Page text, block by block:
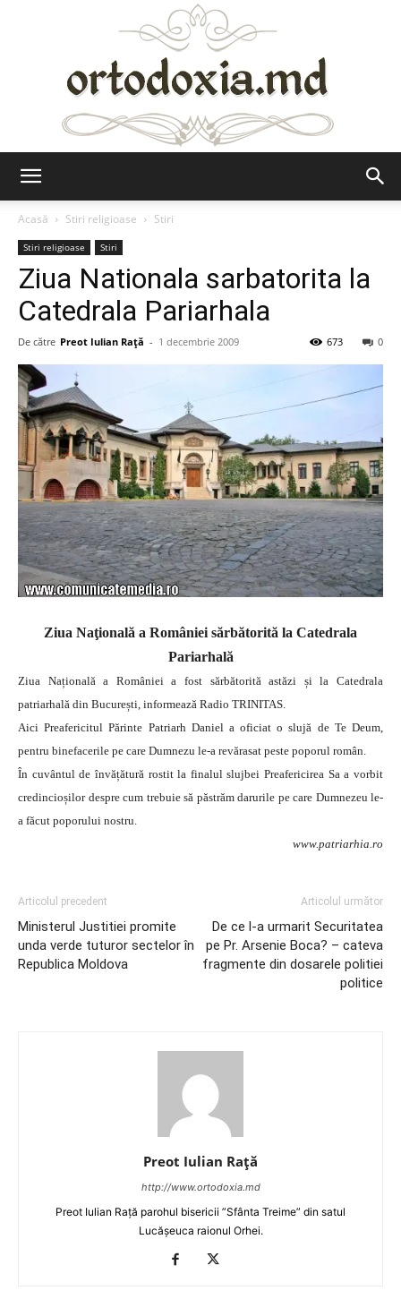
Acasă
Stiri religioase Stiri
Stiri religioase Stiri
Ziua Nationala sarbatorita la
Catedrala Pariarhala
De către Preot Iulian Raţă - 1 decembrie 2009 0
673
Ziua Naţională a României sărbătorită la Catedrala
Pariarhală
Ziua Națională a României a fost sărbătorită astăzi și la Catedrala
patriarhală din București, informează Radio TRINITAS.
Aici Preafericitul Părinte Patriarh Daniel a oficiat o slujă de Te Deum,
pentru binefacerile pe care Dumnezu le-a revărasat peste poporul român.
În cuvântul de învățătură rostit la finalul slujbei Preafericirea Sa a vorbit
credincioșilor despre cum trebuie să păstrăm darurile pe care Dumnezeu le-
a făcut poporului nostru.
www.patriarhia.ro
Articolul precedent
Ministerul Justitiei promite
unda verde tuturor sectelor în
Republica Moldova
Articolul următor
De ce l-a urmarit Securitatea
pe Pr. Arsenie Boca? – cateva
fragmente din dosarele politiei
politice
Preot Iulian Raţă
http://www.ortodoxia.md
Preot Iulian Rață parohul bisericii ”Sfânta Treime” din satul
Lucășeuca raionul Orhei.